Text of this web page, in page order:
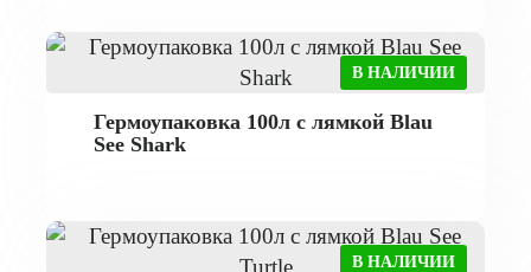
В НАЛИЧИИ
Гермоупаковка 100л с лямкой Blau
See Shark
В НАЛИЧИИ